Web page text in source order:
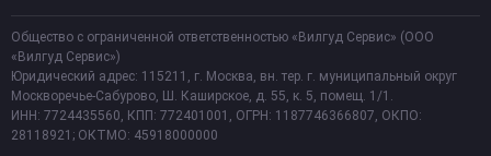
Общество с ограниченной ответственностью «Вилгуд Сервис» (ООО
«Вилгуд Сервис»)
Юридический адрес: 115211, г. Москва, вн. тер. г. муниципальный округ
Москворечье-Сабурово, Ш. Каширское, д. 55, к. 5, помещ. 1/1.
ИНН: 7724435560, КПП: 772401001, ОГРН: 1187746366807, ОКПО:
28118921; ОКТМО: 45918000000